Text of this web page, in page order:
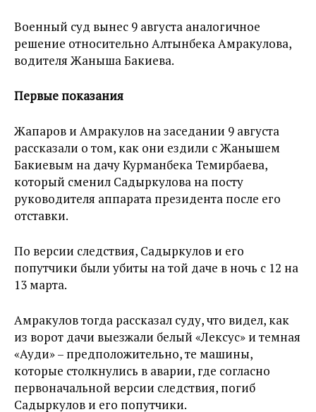
Военный суд вынес 9 августа аналогичное
решение относительно Алтынбека Амракулова,
водителя Жаныша Бакиева.
Первые показания
Жапаров и Амракулов на заседании 9 августа
рассказали о том, как они ездили с Жанышем
Бакиевым на дачу Курманбека Темирбаева,
который сменил Садыркулова на посту
руководителя аппарата президента после его
отставки.
По версии следствия, Садыркулов и его
попутчики были убиты на той даче в ночь с 12 на
13 марта.
Амракулов тогда рассказал суду, что видел, как
из ворот дачи выезжали белый «Лексус» и темная
«Ауди» – предположительно, те машины,
которые столкнулись в аварии, где согласно
первоначальной версии следствия, погиб
Садыркулов и его попутчики.